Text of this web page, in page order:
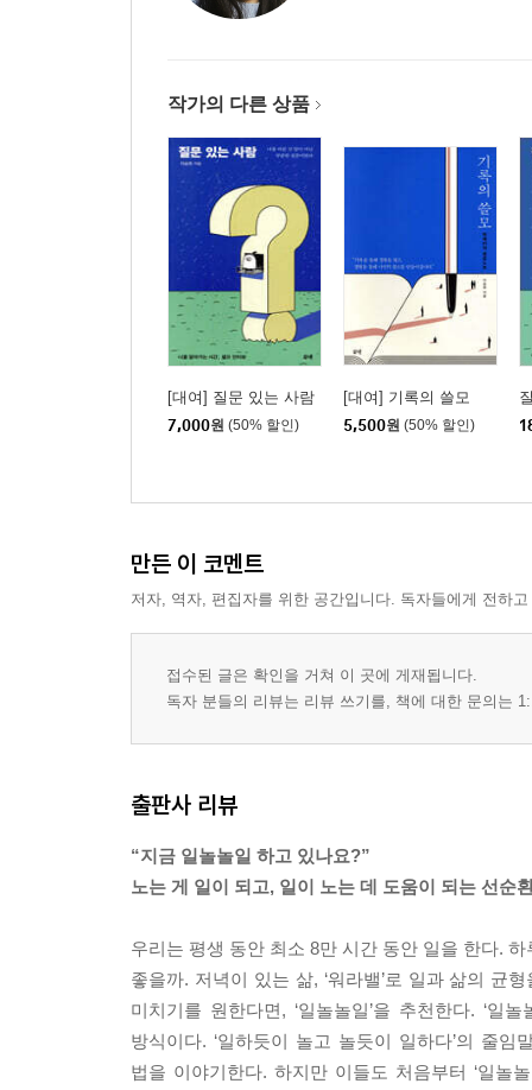
작가의 다른 상품
[대여] 질문 있는 사람
7,000원 (50% 할인)
[대여] 기록의 쓸모
5,500원 (50% 할인)
만든 이 코멘트
저자, 역자, 편집자를 위한 공간입니다. 독자들에게 전하
접수된 글은 확인을 거쳐 이 곳에 게재됩니다.
독자 분들의 리뷰는 리뷰 쓰기를, 책에 대한 문의는
출판사 리뷰
“지금 일놀놀일 하고 있나요?”
노는 게 일이 되고, 일이 노는 데 도움이 되는 선순
우리는 평생 동안 최소 8만 시간 동안 일을 한다.
좋을까. 저녁이 있는 삶, ‘워라밸’로 일과 삶의 균
미치기를 원한다면, ‘일놀놀일’을 추천한다. ‘
방식이다. ‘일하듯이 놀고 놀듯이 일하다’의 줄
법을 이야기한다. 하지만 이들도 처음부터 ‘일놀